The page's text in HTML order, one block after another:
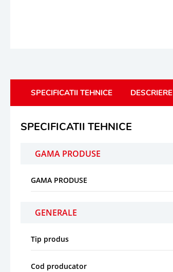
SPECIFICATII TEHNICE DESCRIERE
SPECIFICATII TEHNICE
GAMA PRODUSE
GAMA PRODUSE
GENERALE
Tip produs
Cod producator